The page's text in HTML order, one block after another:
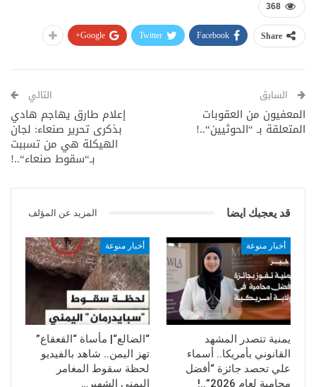
368
Share
Facebook
Twitter
Google+
السابق
المعفيون من العقوبات
المتعلقة بـ “الحوثيين“..!
التالي
إعلام طارق يهاجم هادي
بذكرى تحرير صنعاء: لجان
الهيكلة هي من تسببت
بـ“سقوط صنعاء“..!
قد يعجبك ايضا المزيد عن المؤلف
أخبار منوعة
يمنية تتصدر المشهد
القانوني بأمريكا.. أسماء
علي تحصد جائزة “أفضل
محامية لعام 2026”..!
أخبار منوعة
“الضالع“| مأساة “القعقاع”
تهز اليمن.. شاهد بالفيديو
لحظة سقوط المغامر
اليمني الشهير…